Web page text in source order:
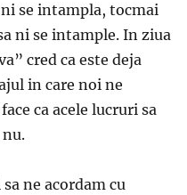
se intampla, tocmai
ni se intample. In ziua
cred ca este deja
in care noi ne
ca acele lucruri sa
ne acordam cu